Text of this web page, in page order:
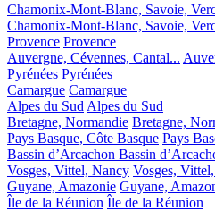
Chamonix-Mont-Blanc, Savoie,
Chamonix-Mont-Blanc, Savoie,
Provence Provence
Auvergne, Cévennes, Cantal...
Pyrénées Pyrénées
Camargue Camargue
Alpes du Sud Alpes du Sud
Bretagne, Normandie Bretagne,
Pays Basque, Côte Basque Pays
Bassin d’Arcachon Bassin
Vosges, Vittel, Nancy Vosges,
Guyane, Amazonie Guyane,
Île de la Réunion Île de la Réunion